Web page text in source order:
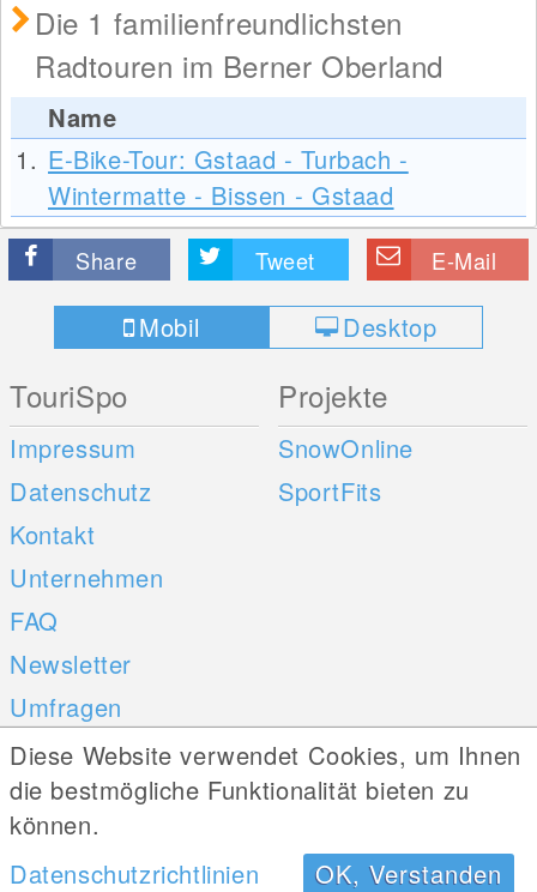
Die 1 familienfreundlichsten
Radtouren im Berner Oberland
Name
1. E-Bike-Tour: Gstaad - Turbach -
Wintermatte - Bissen - Gstaad
Share Tweet E-Mail
Mobil Desktop
TouriSpo
Impressum
Datenschutz
Kontakt
Unternehmen
FAQ
Newsletter
Umfragen
Projekte
SnowOnline
SportFits
Mobile Apps
iOS
Android
Social Web
Diese Website verwendet Cookies, um Ihnen
die bestmögliche Funktionalität bieten zu
können.
Datenschutzrichtlinien
OK, Verstanden